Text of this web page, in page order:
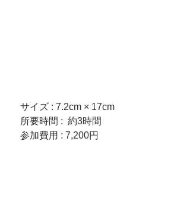
サイズ : 7.2cm × 17cm
所要時間 :  約3時間
参加費用 : 7,200円